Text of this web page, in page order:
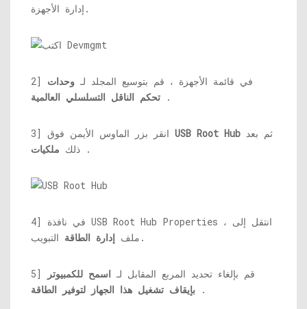
إدارة الأجهزة.
2] في قائمة الأجهزة ، قم بتوسيع المجلد لـ وحدات
تحكم الناقل التسلسلي العالمية .
USB Root Hub
ذلك ملكيات .
4] في نافذة USB Root Hub Properties ، انتقل إلى
ملف إدارة الطاقة التبويب.
5] قم بإلغاء تحديد المربع المقابل لـ اسمح للكمبيوتر
بإيقاف تشغيل هذا الجهاز لتوفير الطاقة .